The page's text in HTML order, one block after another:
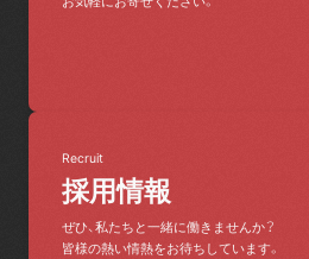
採用情報
Recruit
ぜひ、私たちと一緒に働きませんか？
皆様の熱い情熱をお待ちしています。